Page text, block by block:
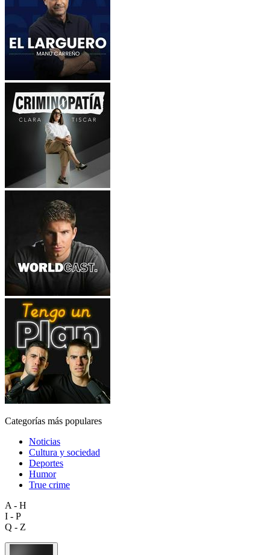
Categorías más populares
Noticias
Cultura y sociedad
Deportes
Humor
True crime
A - H
I - P
Q - Z